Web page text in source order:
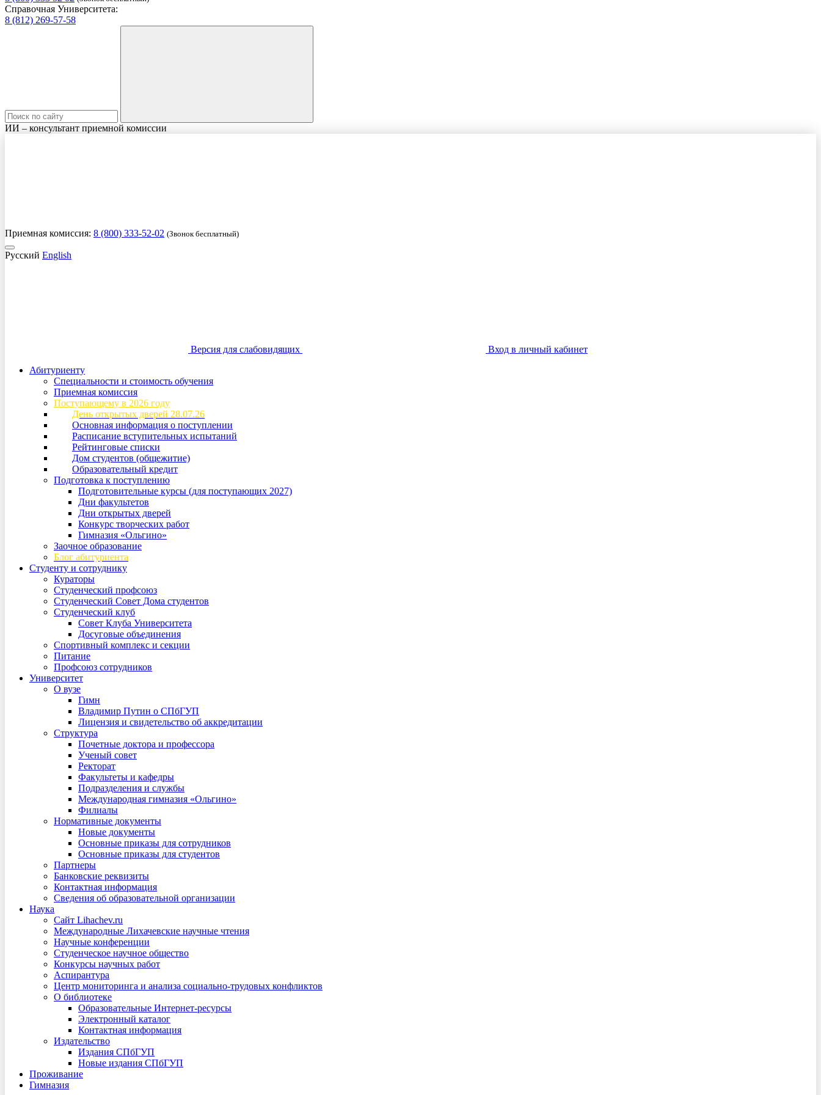
Справочная Университета:
8 (812) 269-57-58
ИИ – консультант приемной комиссии
Приемная комиссия: 8 (800) 333-52-02 (Звонок бесплатный)
Русский English
Версия для слабовидящих
Вход в личный кабинет
Абитуриенту
Специальности и стоимость обучения
Приемная комиссия
Поступающему в 2026 году
День открытых дверей 28.07.26
Основная информация о поступлении
Расписание вступительных испытаний
Рейтинговые списки
Дом студентов (общежитие)
Образовательный кредит
Подготовка к поступлению
Подготовительные курсы (для поступающих 2027)
Дни факультетов
Дни открытых дверей
Конкурс творческих работ
Гимназия «Ольгино»
Заочное образование
Блог абитуриента
Студенту и сотруднику
Кураторы
Студенческий профсоюз
Студенческий Совет Дома студентов
Студенческий клуб
Совет Клуба Университета
Досуговые объединения
Спортивный комплекс и секции
Питание
Профсоюз сотрудников
Университет
О вузе
Гимн
Владимир Путин о СПбГУП
Лицензия и свидетельство об аккредитации
Структура
Почетные доктора и профессора
Ученый совет
Ректорат
Факультеты и кафедры
Подразделения и службы
Международная гимназия «Ольгино»
Филиалы
Нормативные документы
Новые документы
Основные приказы для сотрудников
Основные приказы для студентов
Партнеры
Банковские реквизиты
Контактная информация
Сведения об образовательной организации
Наука
Сайт Lihachev.ru
Международные Лихачевские научные чтения
Научные конференции
Студенческое научное общество
Конкурсы научных работ
Аспирантура
Центр мониторинга и анализа социально-трудовых конфликтов
О библиотеке
Образовательные Интернет-ресурсы
Электронный каталог
Контактная информация
Издательство
Издания СПбГУП
Новые издания СПбГУП
Проживание
Гимназия